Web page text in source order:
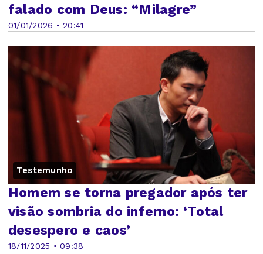
01/01/2026 • 20:41
falado com Deus: “Milagre”
Testemunho
18/11/2025 • 09:38
Homem se torna pregador após ter
visão sombria do inferno: ‘Total
desespero e caos’